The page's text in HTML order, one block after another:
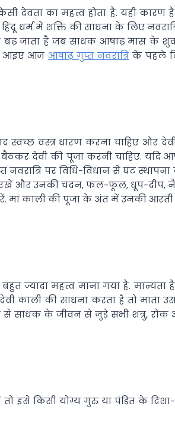
देवता का महत्व होता है. यही कारण
धर्म में शक्ति की साधना के लिए
बढ़ जाता है जब साधक आषाढ़ मास के
आइए आजआषाढ़ गुप्त नवरात्रिके पहले
वस्त्र धारण करना चाहिए और
देवी की पूजा करनी चाहिए. यदि
पर विधि-विधान से घट
रखें और उनकी चंदन, फल-फूल, धूप-दीप,
मां काली की पूजा के अंत में उनकी
ज्यादा महत्व माना गया है. मान्यता
काली की साधना करता है तो माता
से साधक के जीवन से जुड़े सभी शत्रु,
इसे किसी योग्य गुरु या पंडित के